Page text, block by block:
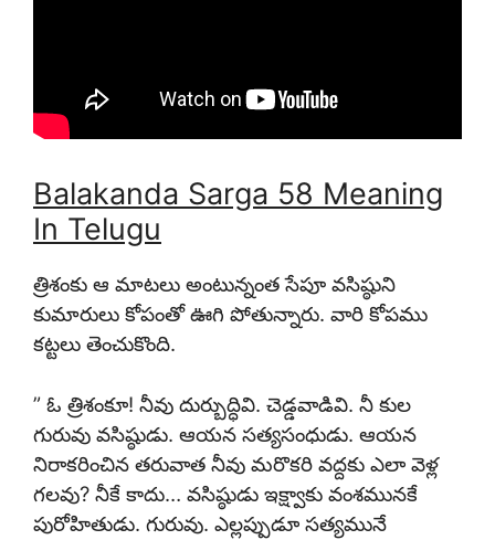
Balakanda Sarga 58 Meaning
In Telugu
త్రిశంకు ఆ మాటలు అంటున్నంత సేపూ వసిష్ఠుని
కుమారులు కోపంతో ఊగి పోతున్నారు. వారి కోపము
కట్టలు తెంచుకొంది.
” ఓ త్రిశంకూ! నీవు దుర్బుద్ధివి. చెడ్డవాడివి. నీ కుల
గురువు వసిష్ఠుడు. ఆయన సత్యసంధుడు. ఆయన
నిరాకరించిన తరువాత నీవు మరొకరి వద్దకు ఎలా వెళ్ల
గలవు? నీకే కాదు… వసిష్ఠుడు ఇక్ష్వాకు వంశమునకే
పురోహితుడు. గురువు. ఎల్లప్పుడూ సత్యమునే